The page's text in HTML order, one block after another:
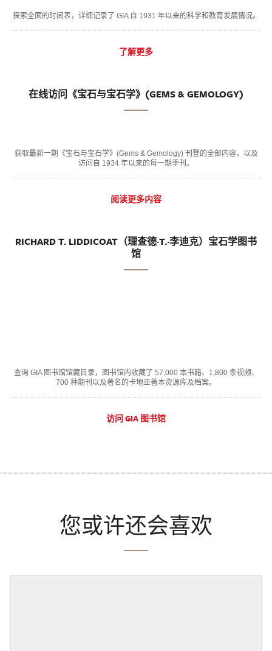
探索全面的时间表，详细记录了 GIA 自 1931 年以来的科学和教育发展情况。
了解更多
在线访问《宝石与宝石学》(GEMS & GEMOLOGY)
获取最新一期《宝石与宝石学》(Gems & Gemology) 刊登的全部内容，以及
访问自 1934 年以来的每一期季刊。
阅读更多内容
RICHARD T. LIDDICOAT（理查德·T.·李迪克）宝石学图书
馆
查询 GIA 图书馆馆藏目录，图书馆内收藏了 57,000 本书籍、1,800 条视频、
700 种期刊以及著名的卡地亚善本资源库及档案。
访问 GIA 图书馆
您或许还会喜欢